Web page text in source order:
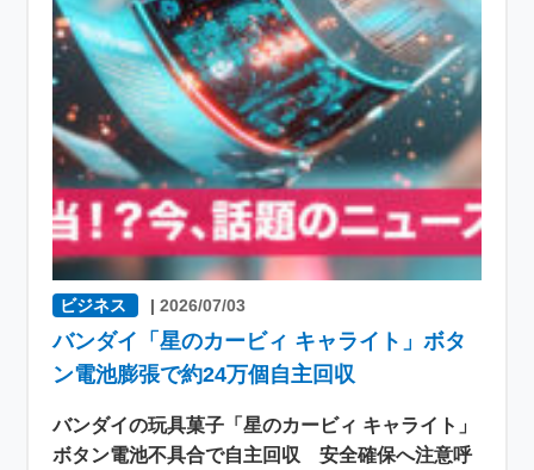
ビジネス |2026/07/03
バンダイ「星のカービィ キャライト」ボタ
ン電池膨張で約24万個自主回収
バンダイの玩具菓子「星のカービィ キャライト」
ボタン電池不具合で自主回収 安全確保へ注意呼